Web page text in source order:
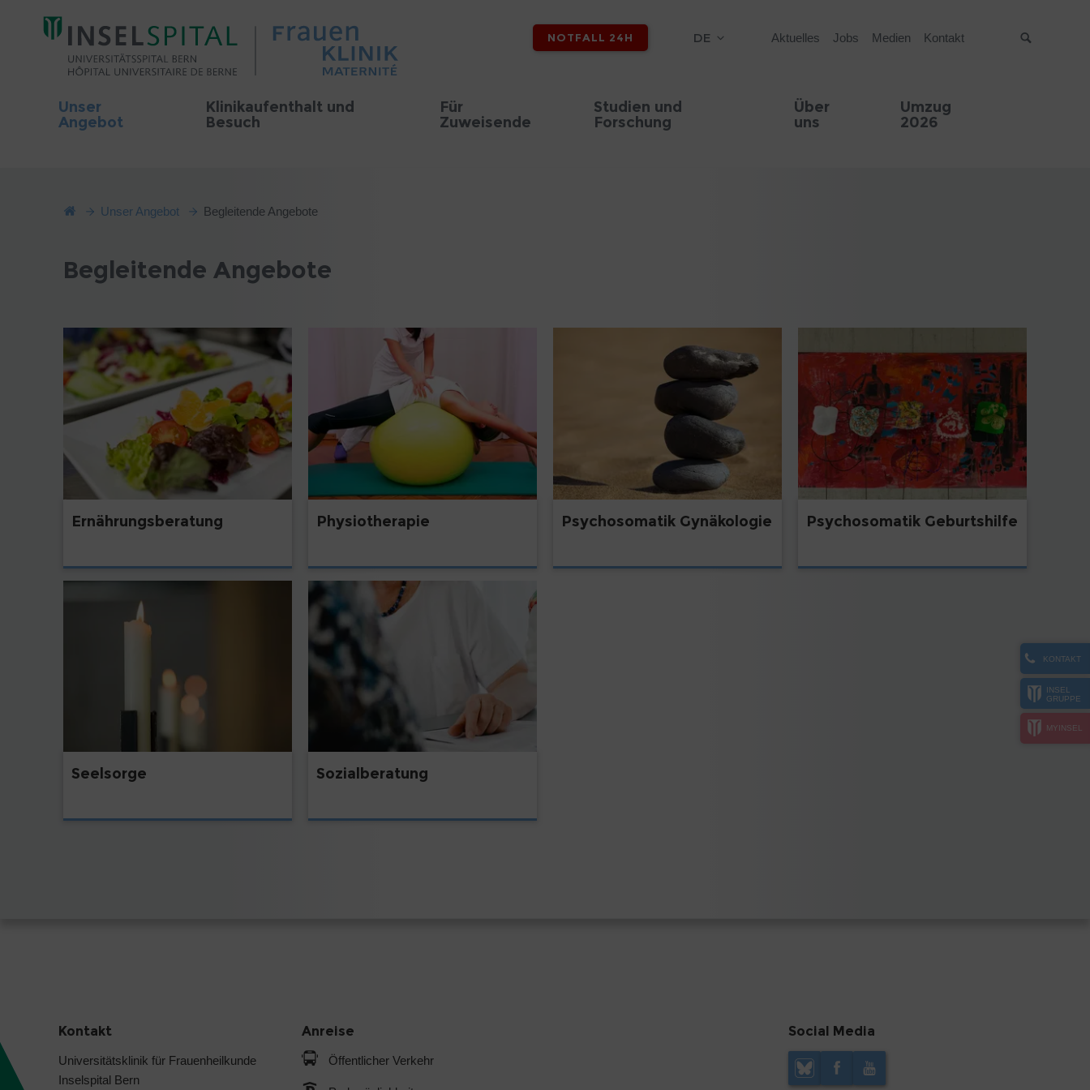
NOTFALL 24H DE Aktuelles Jobs Medien Kontakt
Unser
Angebot
Klinikaufenthalt und
Besuch
Für
Zuweisende
Studien und
Forschung
Über
uns
Umzug
2026
KONTAKT
INSEL
GRUPPE
MYINSEL
Unser Angebot Begleitende Angebote
Begleitende Angebote
Ernährungsberatung Physiotherapie Psychosomatik Gynäkologie Psychosomatik Geburtshilfe
Seelsorge Sozialberatung
Kontakt
Universitätsklinik für Frauenheilkunde
Inselspital Bern
Anreise
Öffentlicher Verkehr
Social Media